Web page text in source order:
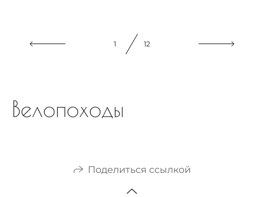
Велопоходы
1 12
Поделиться ссылкой